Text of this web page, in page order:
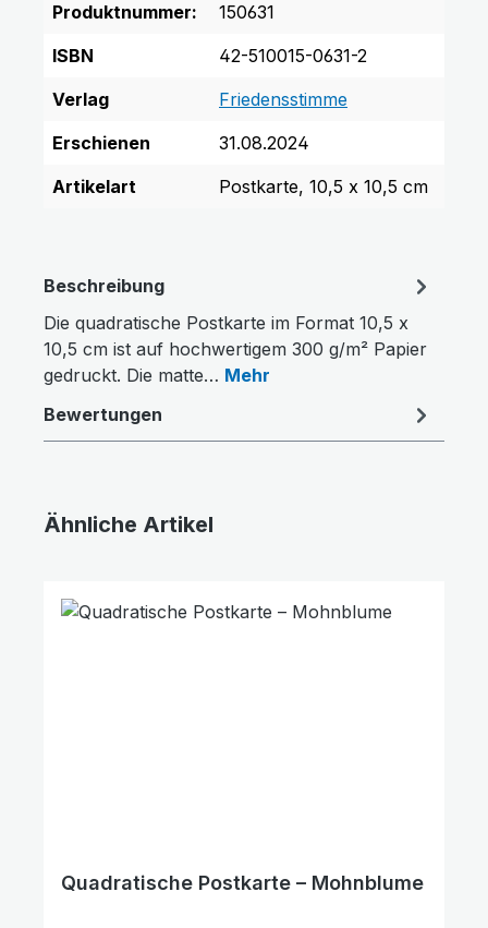
Produktnummer:
150631
ISBN
42-510015-0631-2
Verlag
Friedensstimme
Erschienen
31.08.2024
Artikelart
Postkarte, 10,5 x 10,5 cm
Beschreibung
Die quadratische Postkarte im Format 10,5 x
10,5 cm ist auf hochwertigem 300 g/m² Papier
gedruckt. Die matte… Mehr
Bewertungen
Ähnliche Artikel
Quadratische Postkarte – Mohnblume